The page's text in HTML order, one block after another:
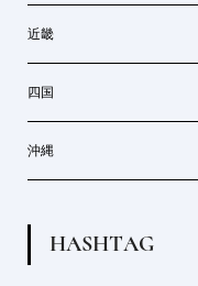
近畿
四国
沖縄
HASHTAG